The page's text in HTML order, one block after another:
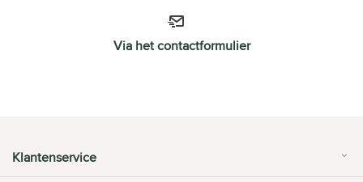
Via het contactformulier
Klantenservice